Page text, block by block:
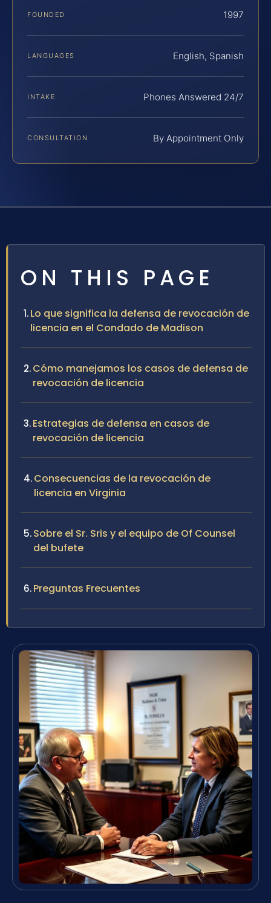
FOUNDED 1997
LANGUAGES English, Spanish
INTAKE Phones Answered 24/7
CONSULTATION By Appointment Only
ON THIS PAGE
Lo que significa la defensa de revocación de
licencia en el Condado de Madison
Cómo manejamos los casos de defensa de
revocación de licencia
Estrategias de defensa en casos de
revocación de licencia
Consecuencias de la revocación de
licencia en Virginia
Sobre el Sr. Sris y el equipo de Of Counsel
del bufete
Preguntas Frecuentes